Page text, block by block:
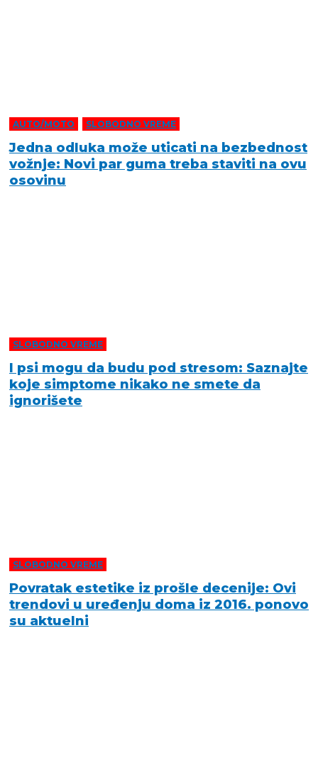
AUTO/MOTO SLOBODNO VREME
Jedna odluka može uticati na bezbednost
vožnje: Novi par guma treba staviti na ovu
osovinu
SLOBODNO VREME
I psi mogu da budu pod stresom: Saznajte
koje simptome nikako ne smete da
ignorišete
SLOBODNO VREME
Povratak estetike iz prošle decenije: Ovi
trendovi u uređenju doma iz 2016. ponovo
su aktuelni